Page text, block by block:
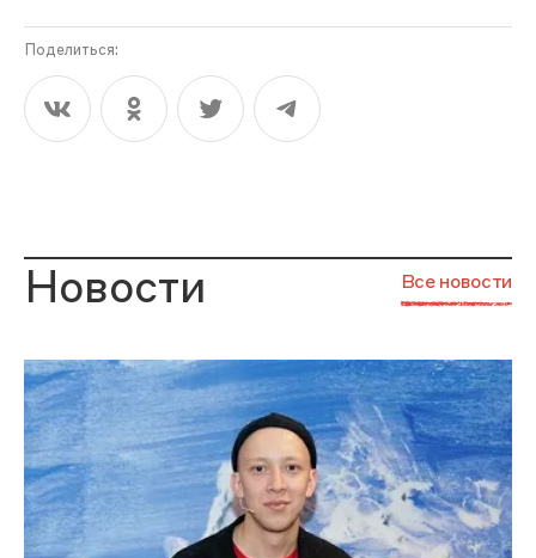
Поделиться:
Новости Все новости